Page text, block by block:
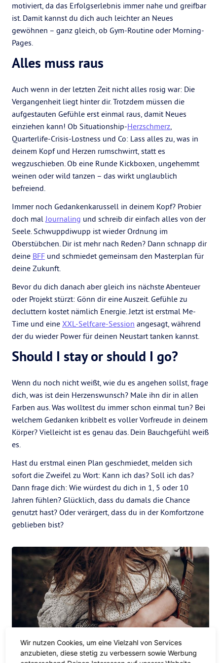
motiviert, da das Erfolgserlebnis immer nahe und greifbar
ist. Damit kannst du dich auch leichter an Neues
gewöhnen – ganz gleich, ob Gym-Routine oder Morning-
Pages.
Alles muss raus
Auch wenn in der letzten Zeit nicht alles rosig war: Die
Vergangenheit liegt hinter dir. Trotzdem müssen die
aufgestauten Gefühle erst einmal raus, damit Neues
einziehen kann! Ob Situationship-Herzschmerz,
Quarterlife-Crisis-Lostness und Co: Lass alles zu, was in
deinem Kopf und Herzen rumschwirrt, statt es
wegzuschieben. Ob eine Runde Kickboxen, ungehemmt
weinen oder wild tanzen – das wirkt unglaublich
befreiend.
Immer noch Gedankenkarussell in deinem Kopf? Probier
doch malJournaling und schreib dir einfach alles von der
Seele. Schwuppdiwupp ist wieder Ordnung im
Oberstübchen. Dir ist mehr nach Reden? Dann schnapp dir
deine BFF und schmiedet gemeinsam den Masterplan für
deine Zukunft.
Bevor du dich danach aber gleich ins nächste Abenteuer
oder Projekt stürzt: Gönn dir eine Auszeit. Gefühle zu
decluttern kostet nämlich Energie. Jetzt ist erstmal Me-
Time und eine XXL-Selfcare-Session angesagt, während
der du wieder Power für deinen Neustart tanken kannst.
Should I stay or should I go?
Wenn du noch nicht weißt, wie du es angehen sollst, frage
dich, was ist dein Herzenswunsch? Male ihn dir in allen
Farben aus. Was wolltest du immer schon einmal tun? Bei
welchem Gedanken kribbelt es voller Vorfreude in deinem
Körper? Vielleicht ist es genau das. Dein Bauchgefühl weiß
es.
Hast du erstmal einen Plan geschmiedet, melden sich
sofort die Zweifel zu Wort: Kann ich das? Soll ich das?
Dann frage dich: Wie würdest du dich in 1, 5 oder 10
Jahren fühlen? Glücklich, dass du damals die Chance
genutzt hast? Oder verärgert, dass du in der Komfortzone
geblieben bist?
Wir nutzen Cookies, um eine Vielzahl von Services
anzubieten, diese stetig zu verbessern sowie Werbung